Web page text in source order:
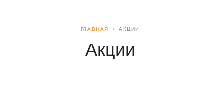
ГЛАВНАЯ АКЦИИ
Акции